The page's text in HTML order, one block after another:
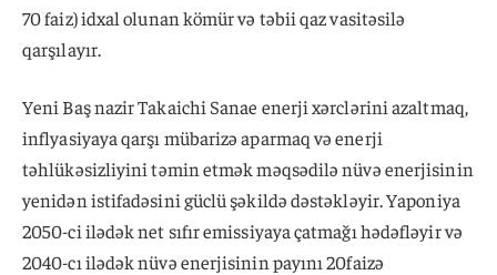
70 faiz) idxal olunan kömür və təbii qaz vasitəsilə
qarşılayır.
Yeni Baş nazir Takaichi Sanae enerji xərclərini azaltmaq,
inflyasiyaya qarşı mübarizə aparmaq və enerji
təhlükəsizliyini təmin etmək məqsədilə nüvə enerjisinin
yenidən istifadəsini güclü şəkildə dəstəkləyir. Yaponiya
2050-ci ilədək net sıfır emissiyaya çatmağı hədəfləyir və
2040-cı ilədək nüvə enerjisinin payını 20faizə